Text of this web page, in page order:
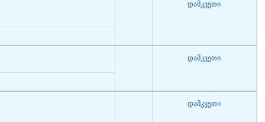
დამკვეთი
დამკვეთი
დამკვეთი